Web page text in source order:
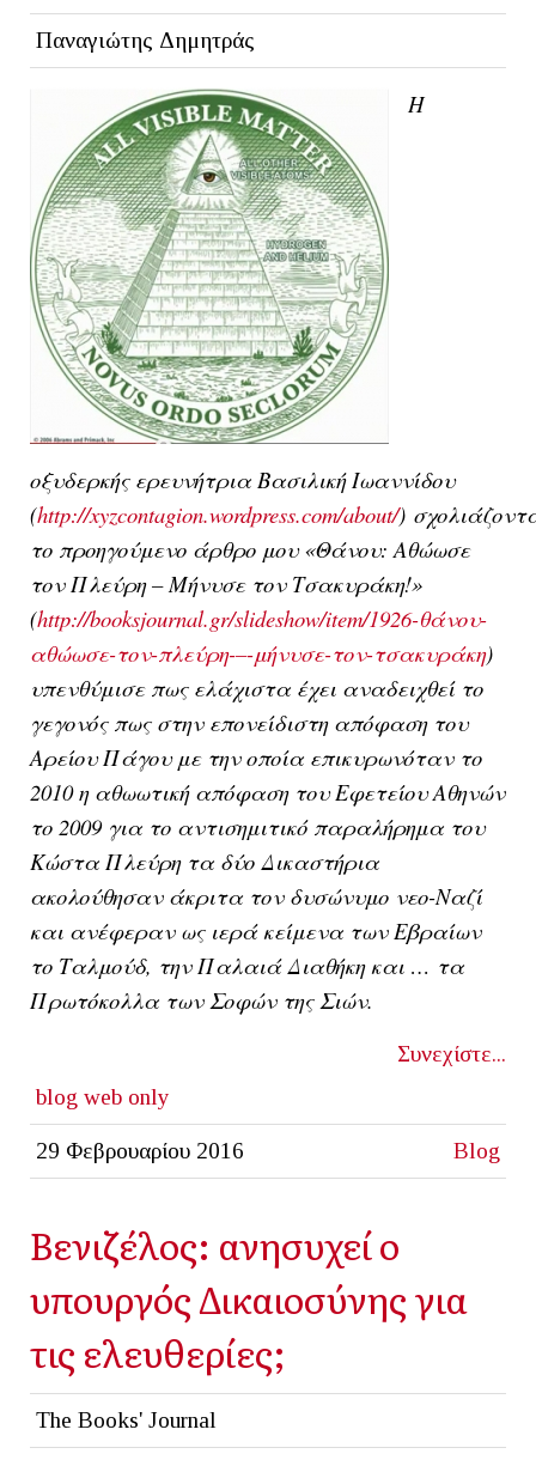
Παναγιώτης Δημητράς
Η
οξυδερκής ερευνήτρια Βασιλική Ιωαννίδου
(http://xyzcontagion.wordpress.com/about/)
το προηγούμενο άρθρο μου «Θάνου: Αθώωσε
τον Πλεύρη – Μήνυσε τον Τσακυράκη!»
(http://booksjournal.gr/slideshow/item/1926-θάνου-
αθώωσε-τον-πλεύρη-–-μήνυσε-τον-τσακυράκη)
υπενθύμισε πως ελάχιστα έχει αναδειχθεί το
γεγονός πως στην επονείδιστη απόφαση του
Αρείου Πάγου με την οποία επικυρωνόταντο
2010 η αθωωτική απόφαση του Εφετείου Αθηνών
το 2009 για το αντισημιτικό παραλήρημα του
Κώστα Πλεύρη τα δύο Δικαστήρια
ακολούθησαν άκριτα τον δυσώνυμο νεο-Ναζί
και ανέφεραν ως ιερά κείμενα των Εβραίων
το Ταλμούδ, την Παλαιά Διαθήκη και … τα
Πρωτόκολλα των Σοφών της Σιών.
Συνεχίστε...
blog web only
29 Φεβρουαρίου 2016 Blog
Βενιζέλος: ανησυχεί ο
υπουργός Δικαιοσύνης για
τις ελευθερίες;
The Books' Journal